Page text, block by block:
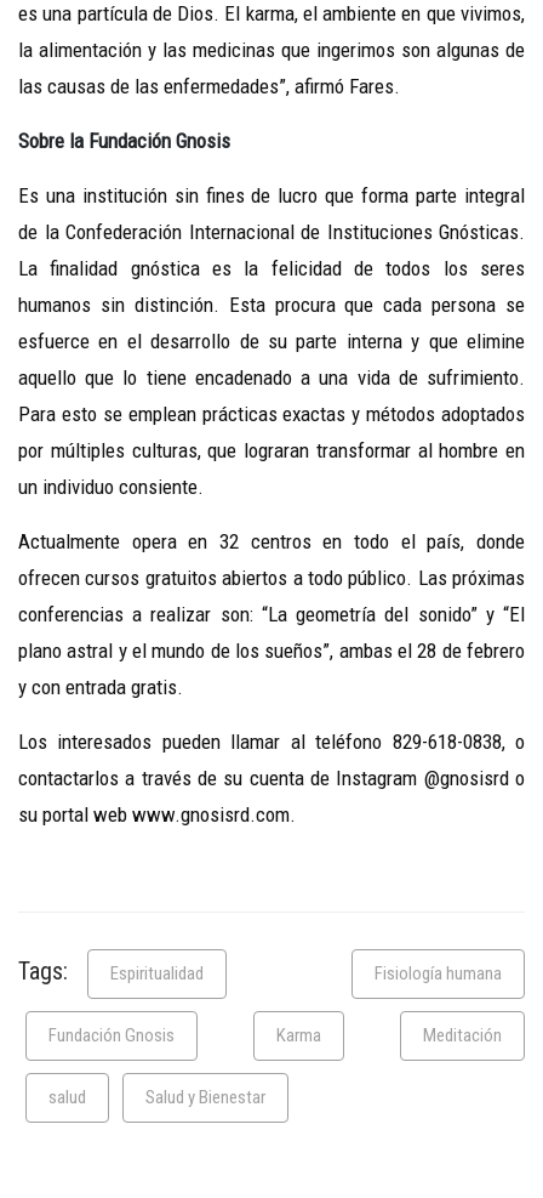
es una partícula de Dios. El karma, el ambiente en que vivimos,
la alimentación y las medicinas que ingerimos son algunas de
las causas de las enfermedades”, afirmó Fares.
Sobre la Fundación Gnosis
Es una institución sin fines de lucro que forma parte integral
de la Confederación Internacional de Instituciones Gnósticas.
La finalidad gnóstica es la felicidad de todos los seres
humanos sin distinción. Esta procura que cada persona se
esfuerce en el desarrollo de su parte interna y que elimine
aquello que lo tiene encadenado a una vida de sufrimiento.
Para esto se emplean prácticas exactas y métodos adoptados
por múltiples culturas, que lograran transformar al hombre en
un individuo consiente.
Actualmente opera en 32 centros en todo el país, donde
ofrecen cursos gratuitos abiertos a todo público. Las próximas
conferencias a realizar son: “La geometría del sonido” y “El
plano astral y el mundo de los sueños”, ambas el 28 de febrero
y con entrada gratis.
Los interesados pueden llamar al teléfono 829-618-0838, o
contactarlos a través de su cuenta de Instagram @gnosisrd o
su portal web www.gnosisrd.com.
Tags: Espiritualidad Fisiología humana
Fundación Gnosis Karma Meditación
salud Salud y Bienestar